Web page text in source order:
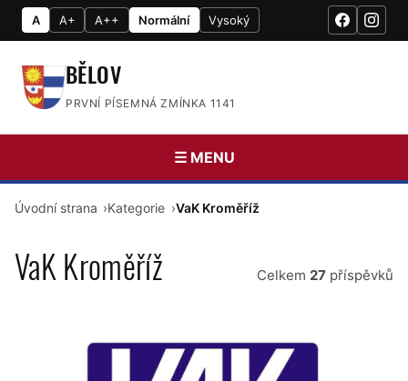
A A+ A++ Normální Vysoký
BĚLOV
PRVNÍ PÍSEMNÁ ZMÍNKA 1141
☰ MENU
Úvodní strana Kategorie VaK Kroměříž
VaK Kroměříž Celkem 27 příspěvků